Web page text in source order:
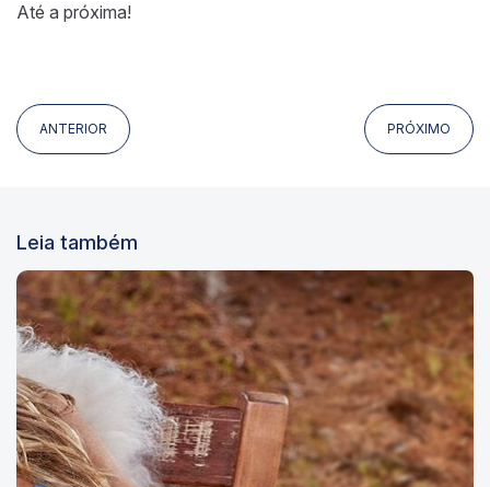
Até a próxima!
ANTERIOR PRÓXIMO
Leia também